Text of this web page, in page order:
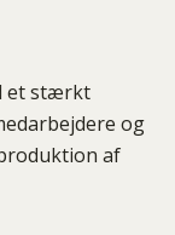
et stærkt
og
af